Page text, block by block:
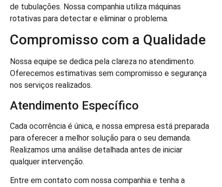
de tubulações. Nossa companhia utiliza máquinas
rotativas para detectar e eliminar o problema.
Compromisso com a Qualidade
Nossa equipe se dedica pela clareza no atendimento.
Oferecemos estimativas sem compromisso e segurança
nos serviços realizados.
Atendimento Específico
Cada ocorrência é única, e nossa empresa está preparada
para oferecer a melhor solução para o seu demanda.
Realizamos uma análise detalhada antes de iniciar
qualquer intervenção.
Entre em contato com nossa companhia e tenha a